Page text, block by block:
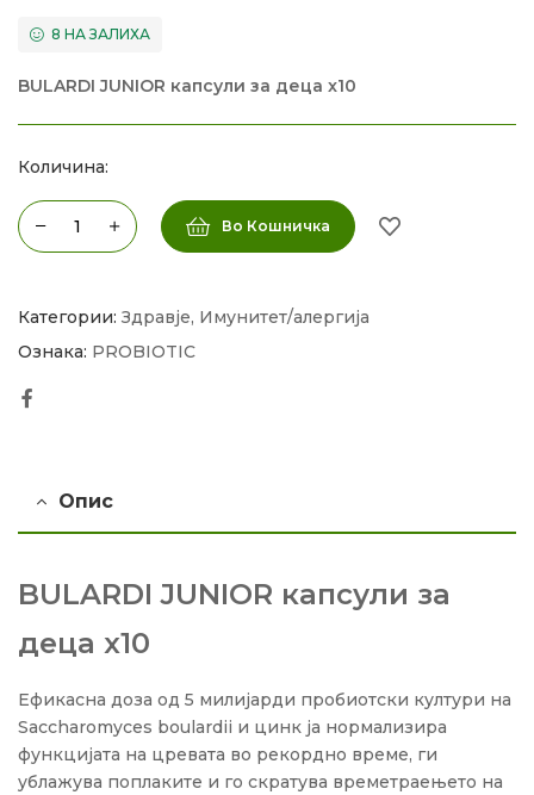
8 НА ЗАЛИХА
BULARDI JUNIOR капсули за деца x10
Количина:
Во Кошничка
Категории: Здравје, Имунитет/алергија
Ознака: PROBIOTIC
Опис
BULARDI JUNIOR капсули за
деца x10
Ефикасна доза од 5 милијарди пробиотски култури на
Saccharomyces boulardii и цинк ја нормализира
функцијата на цревата во рекордно време, ги
ублажува поплаките и го скратува времетраењето на